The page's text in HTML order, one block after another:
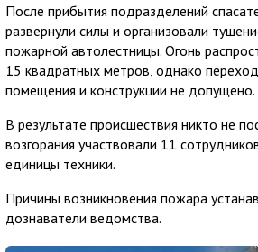
После прибытия подразделений
развернули силы и организовали
пожарной автолестницы. Огонь
15 квадратных метров, однако
помещения и конструкции не допущено.
В результате происшествия никто не
возгорания участвовали 11
единицы техники.
Причины возникновения пожара
дознаватели ведомства.